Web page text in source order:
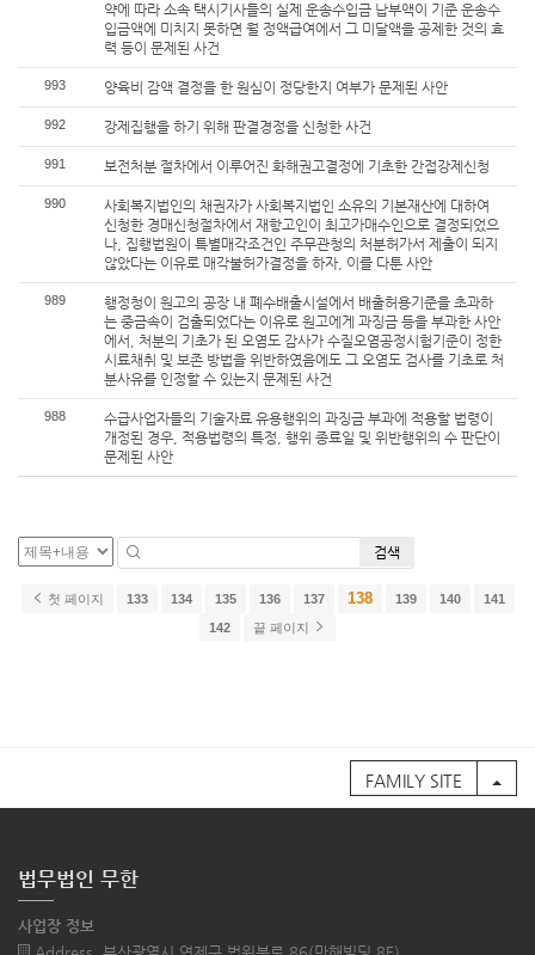
약에 따라 소속 택시기사들의 실제 운송수입금 납부액이 기준 운송수
입금액에 미치지 못하면 월 정액급여에서 그 미달액을 공제한 것의 효
력 등이 문제된 사건
993 양육비 감액 결정을 한 원심이 정당한지 여부가 문제된 사안
992 강제집행을 하기 위해 판결경정을 신청한 사건
991 보전처분 절차에서 이루어진 화해권고결정에 기초한 간접강제신청
990
사회복지법인의 채권자가 사회복지법인 소유의 기본재산에 대하여
신청한 경매신청절차에서 재항고인이 최고가매수인으로 결정되었으
나, 집행법원이 특별매각조건인 주무관청의 처분허가서 제출이 되지
않았다는 이유로 매각불허가결정을 하자, 이를 다툰 사안
989
행정청이 원고의 공장 내 폐수배출시설에서 배출허용기준을 초과하
는 중금속이 검출되었다는 이유로 원고에게 과징금 등을 부과한 사안
에서, 처분의 기초가 된 오염도 감사가 수질오염공정시험기준이 정한
시료채취 및 보존 방법을 위반하였음에도 그 오염도 검사를 기초로 처
분사유를 인정할 수 있는지 문제된 사건
988
수급사업자들의 기술자료 유용행위의 과징금 부과에 적용할 법령이
개정된 경우, 적용법령의 특정, 행위 종료일 및 위반행위의 수 판단이
문제된 사안
검색
첫 페이지 133 134 135 136 137 138 139 140
141
142
끝 페이지
FAMILY SITE
법무법인 무한
사업장 정보